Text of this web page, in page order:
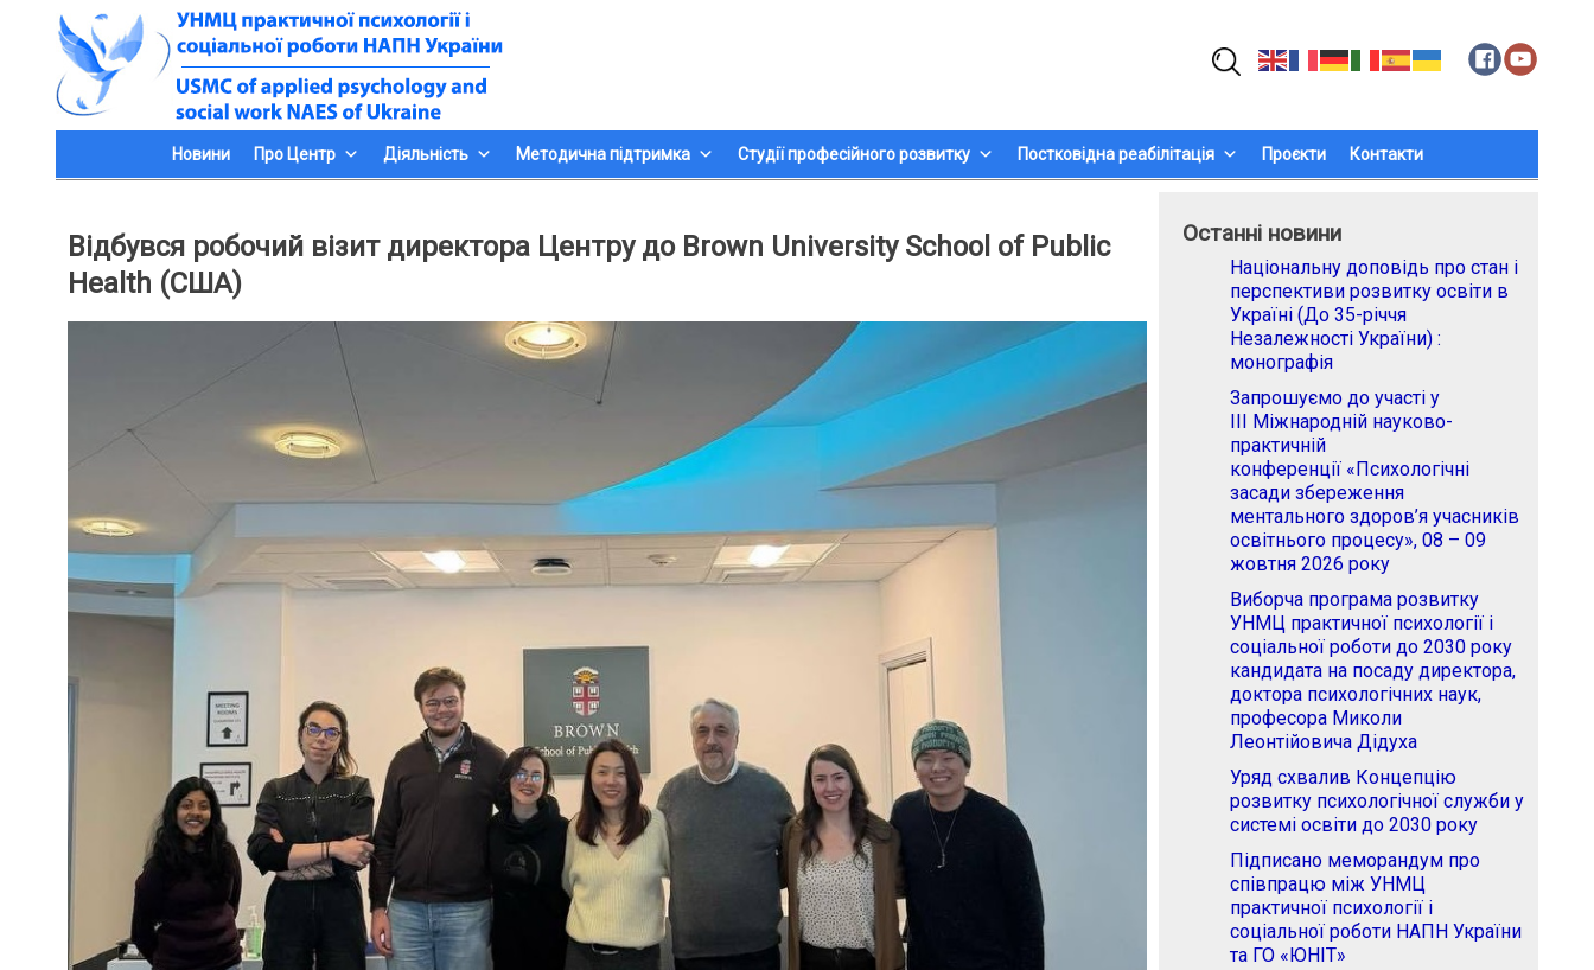
Skip
to
content
Пошук:
Новини Про Центр Діяльність Методична підтримка Студії професійного розвитку Постковідна реабілітація Проєкти Контакти
Відбувся робочий візит директора Центру до Brown University School of Public
Health (США)
Останні новини
Національну доповідь про стан і
перспективи розвитку освіти в
Україні (До 35-річчя
Незалежності України) :
монографія
Запрошуємо до участі у
ІІІ Міжнародній науково-
практичній
конференції «Психологічні
засади збереження
ментального здоров’я учасників
освітнього процесу», 08 – 09
жовтня 2026 року
Виборча програма розвитку
УНМЦ практичної психології і
соціальної роботи до 2030 року
кандидата на посаду директора,
доктора психологічних наук,
професора Миколи
Леонтійовича Дідуха
Уряд схвалив Концепцію
розвитку психологічної служби у
системі освіти до 2030 року
Підписано меморандум про
співпрацю між УНМЦ
практичної психології і
соціальної роботи НАПН України
та ГО «ЮНІТ»